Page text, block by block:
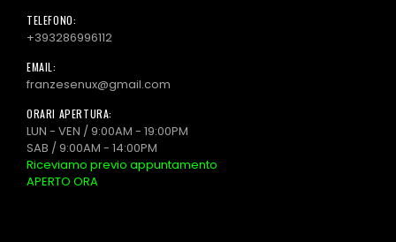
TELEFONO:
+393286996112
EMAIL:
franzesenux@gmail.com
ORARI APERTURA:
LUN - VEN / 9:00AM - 19:00PM
SAB / 9:00AM - 14:00PM
Riceviamo previo appuntamento
APERTO ORA